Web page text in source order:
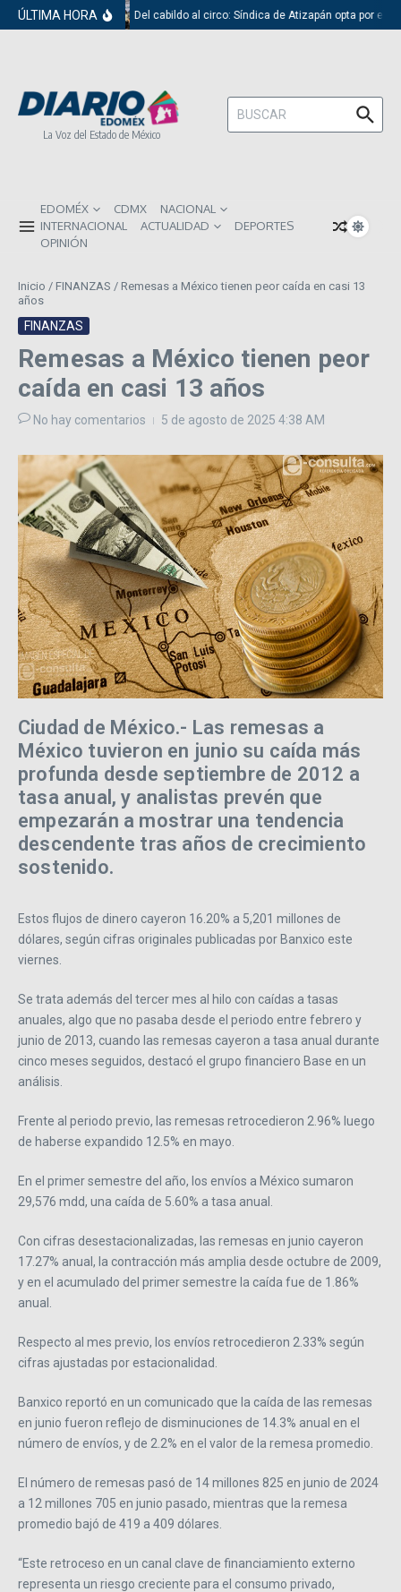
Saltar al contenido
ÚLTIMA HORA Del cabildo al circo: Síndica de Atizapán opta por el
La Voz del Estado de México
Buscar:
EDOMÉX CDMX
NACIONAL
INTERNACIONAL
ACTUALIDAD
DEPORTES
OPINIÓN
Inicio / FINANZAS / Remesas a México tienen peor caída en casi 13
años
FINANZAS
Remesas a México tienen peor
caída en casi 13 años
No hay comentarios 5 de agosto de 2025 4:38 AM
Ciudad de México.- Las remesas a
México tuvieron en junio su caída más
profunda desde septiembre de 2012 a
tasa anual, y analistas prevén que
empezarán a mostrar una tendencia
descendente tras años de crecimiento
sostenido.
Estos flujos de dinero cayeron 16.20% a 5,201 millones de
dólares, según cifras originales publicadas por Banxico este
viernes.
Se trata además del tercer mes al hilo con caídas a tasas
anuales, algo que no pasaba desde el periodo entre febrero y
junio de 2013, cuando las remesas cayeron a tasa anual durante
cinco meses seguidos, destacó el grupo financiero Base en un
análisis.
Frente al periodo previo, las remesas retrocedieron 2.96% luego
de haberse expandido 12.5% en mayo.
En el primer semestre del año, los envíos a México sumaron
29,576 mdd, una caída de 5.60% a tasa anual.
Con cifras desestacionalizadas, las remesas en junio cayeron
17.27% anual, la contracción más amplia desde octubre de 2009,
y en el acumulado del primer semestre la caída fue de 1.86%
anual.
Respecto al mes previo, los envíos retrocedieron 2.33% según
cifras ajustadas por estacionalidad.
Banxico reportó en un comunicado que la caída de las remesas
en junio fueron reflejo de disminuciones de 14.3% anual en el
número de envíos, y de 2.2% en el valor de la remesa promedio.
El número de remesas pasó de 14 millones 825 en junio de 2024
a 12 millones 705 en junio pasado, mientras que la remesa
promedio bajó de 419 a 409 dólares.
“Este retroceso en un canal clave de financiamiento externo
representa un riesgo creciente para el consumo privado,